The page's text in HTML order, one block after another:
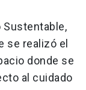
Sustentable,
se realizó el
donde se
al cuidado